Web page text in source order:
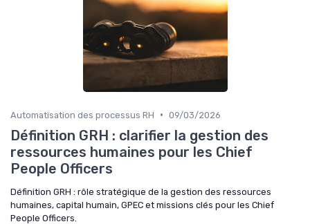
Automatisation des processus RH • 09/03/2026
Définition GRH : clarifier la gestion des
ressources humaines pour les Chief
People Officers
Définition GRH : rôle stratégique de la gestion des ressources
humaines, capital humain, GPEC et missions clés pour les Chief
People Officers.